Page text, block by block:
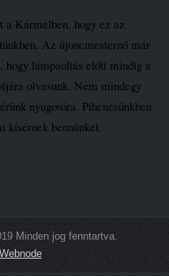
a Kármelben, hogy ez az
Az újoncmesternő már
lámpaoltás előtt mindig a
olvasunk. Nem mindegy
nyugovóra. Pihenésünkben
kísérnek bennünket.
Minden jog fenntartva.